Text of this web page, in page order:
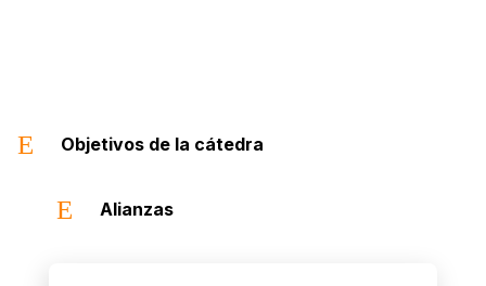
E Objetivos de la cátedra
E Alianzas